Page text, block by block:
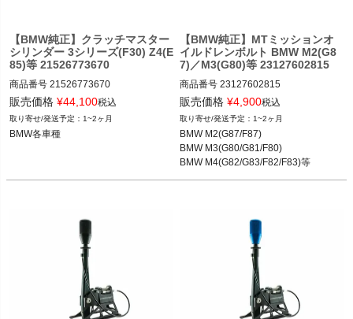
【BMW純正】クラッチマスター
シリンダー 3シリーズ(F30) Z4(E
85)等 21526773670
商品番号 21526773670
21526773670
販売価格 ¥44,100税込
1~2ヶ月
BMW各車種
【BMW純正】MTミッションオ
イルドレンボルト BMW M2(G8
7)／M3(G80)等 23127602815
商品番号 23127602815
BMW 1シリーズクーペ(E82) 135i 08-1
BMW 2シリーズクーペ(F22) M235i/M
240i 13-20
BMW 3シリーズ(E90/E92) 320i 05-13
BMW 3シリーズ(F30) 320i 12-19
BMW M3(G80) 20-
BMW M4(F82) 14-20
BMW M4(G82) 20-
販売価格 ¥4,900税込
1~2ヶ月
BMW M2(G87/F87)
BMW M3(G80/G81/F80)
BMW M4(G82/G83/F82/F83)等